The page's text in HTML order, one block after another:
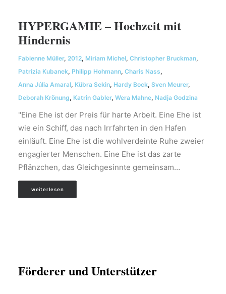
HYPERGAMIE – Hochzeit mit
Hindernis
Fabienne Müller, 2012, Miriam Michel, Christopher Bruckman,
Patrizia Kubanek, Philipp Hohmann, Charis Nass,
Anna Júlia Amaral, Kübra Sekin, Hardy Bock, Sven Meurer,
Deborah Krönung, Katrin Gabler, Wera Mahne, Nadja Godzina
"Eine Ehe ist der Preis für harte Arbeit. Eine Ehe ist
wie ein Schiff, das nach Irrfahrten in den Hafen
einläuft. Eine Ehe ist die wohlverdeinte Ruhe zweier
engagierter Menschen. Eine Ehe ist das zarte
Pflänzchen, das Gleichgesinnte gemeinsam…
weiterlesen
Förderer und Unterstützer